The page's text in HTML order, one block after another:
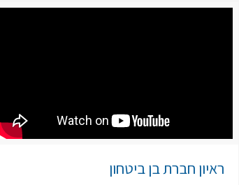
ראיון חברת בן ביטחון